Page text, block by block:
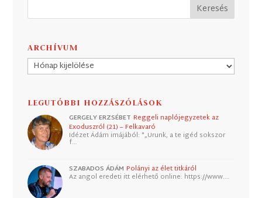
ARCHÍVUM
Archívum
LEGUTÓBBI HOZZÁSZÓLÁSOK
GERGELY ERZSÉBET Reggeli naplójegyzetek az
Exoduszról (21) – Felkavaró
Idézet Ádám imájából: "„Urunk, a te igéd sokszor
f…
SZABADOS ÁDÁM Polányi az élet titkáról
Az angol eredeti itt elérhető online: https://www.…